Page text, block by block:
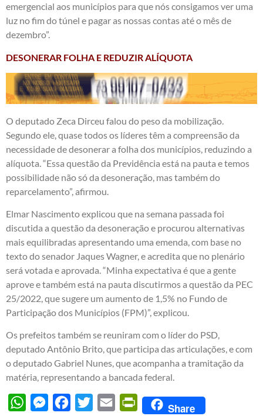
emergencial aos municípios para que nós consigamos ver uma
luz no fim do túnel e pagar as nossas contas até o mês de
dezembro”.
DESONERAR FOLHA E REDUZIR ALÍQUOTA
O deputado Zeca Dirceu falou do peso da mobilização.
Segundo ele, quase todos os líderes têm a compreensão da
necessidade de desonerar a folha dos municípios, reduzindo a
alíquota. “Essa questão da Previdência está na pauta e temos
possibilidade não só da desoneração, mas também do
reparcelamento”, afirmou.
Elmar Nascimento explicou que na semana passada foi
discutida a questão da desoneração e procurou alternativas
mais equilibradas apresentando uma emenda, com base no
texto do senador Jaques Wagner, e acredita que no plenário
será votada e aprovada. “Minha expectativa é que a gente
aprove e também está na pauta discutirmos a questão da PEC
25/2022, que sugere um aumento de 1,5% no Fundo de
Participação dos Municípios (FPM)”, explicou.
Os prefeitos também se reuniram com o líder do PSD,
deputado Antônio Brito, que participa das articulações, e com
o deputado Gabriel Nunes, que acompanha a tramitação da
matéria, representando a bancada federal.
WhatsAppMessengerFacebook
Twitter Email PrintFriendly
Share